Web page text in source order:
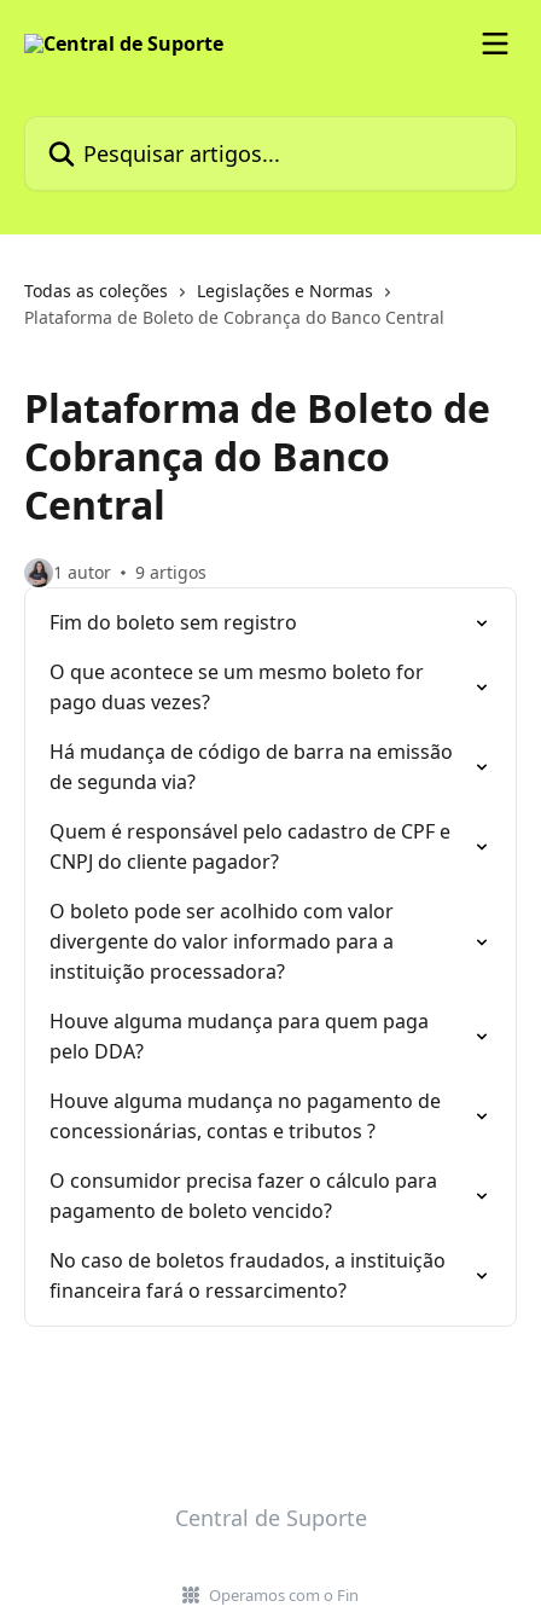
Pesquisar artigos...
Todas as coleções
Legislações e Normas
Plataforma de Boleto de Cobrança do Banco Central
Plataforma de Boleto de
Cobrança do Banco
Central
1 autor 9 artigos
Fim do boleto sem registro
O que acontece se um mesmo boleto for
pago duas vezes?
Há mudança de código de barra na emissão
de segunda via?
Quem é responsável pelo cadastro de CPF e
CNPJ do cliente pagador?
O boleto pode ser acolhido com valor
divergente do valor informado para a
instituição processadora?
Houve alguma mudança para quem paga
pelo DDA?
Houve alguma mudança no pagamento de
concessionárias, contas e tributos ?
O consumidor precisa fazer o cálculo para
pagamento de boleto vencido?
No caso de boletos fraudados, a instituição
financeira fará o ressarcimento?
Central de Suporte
Operamos com o Fin